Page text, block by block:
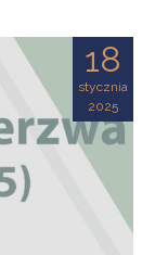
18
stycznia
2025